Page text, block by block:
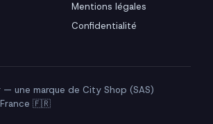
Mentions légales
Confidentialité
— une marque de City Shop (SAS)
France 🇫🇷